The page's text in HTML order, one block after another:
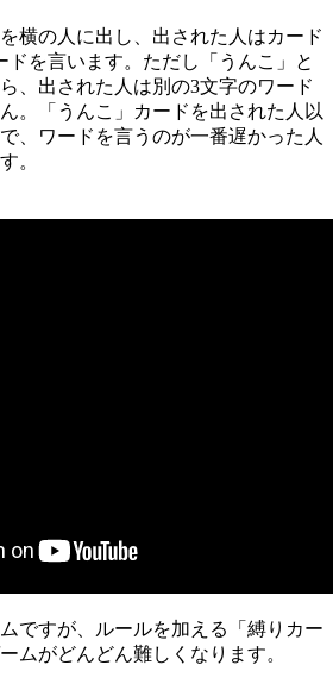
横の人に出し、出された人はカード
ドを言います。ただし「うんこ」と
、出された人は別の3文字のワード
。「うんこ」カードを出された人以
、ワードを言うのが一番遅かった人
。
ですが、ルールを加える「縛りカー
ムがどんどん難しくなります。